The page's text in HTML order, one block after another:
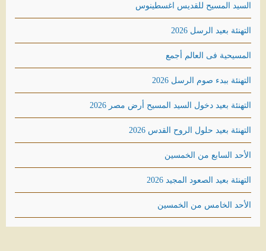
السيد المسيح للقديس اغسطينوس
التهنئة بعيد الرسل 2026
المسيحية فى العالم أجمع
التهنئة ببدء صوم الرسل 2026
التهنئة بعيد دخول السيد المسيح أرض مصر 2026
التهنئة بعيد حلول الروح القدس 2026
الأحد السابع من الخمسين
التهنئة بعيد الصعود المجيد 2026
الأحد الخامس من الخمسين